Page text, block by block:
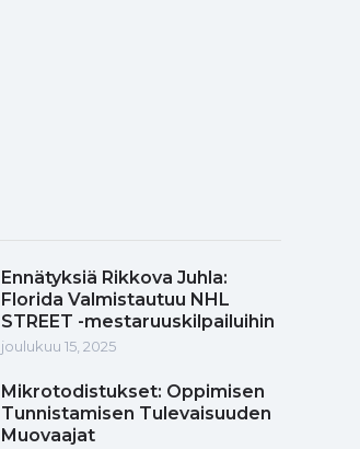
Ennätyksiä Rikkova Juhla:
Florida Valmistautuu NHL
STREET -mestaruuskilpailuihin
joulukuu 15, 2025
Mikrotodistukset: Oppimisen
Tunnistamisen Tulevaisuuden
Muovaajat